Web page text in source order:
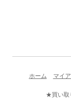
ホーム マイ
★買い取